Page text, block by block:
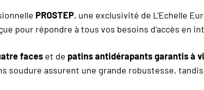
PROSTEP, une exclusivité de L'Echelle
pour répondre à tous vos besoins d'accès en
faces et de patins antidérapants garantis à
soudure assurent une grande robustesse,